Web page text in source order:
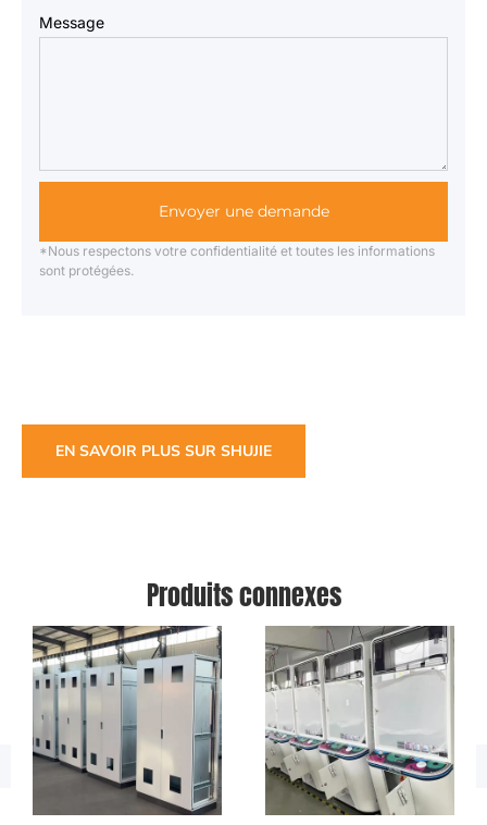
Message
Envoyer une demande
*Nous respectons votre confidentialité et toutes les informations
sont protégées.
EN SAVOIR PLUS SUR SHUJIE
Produits connexes